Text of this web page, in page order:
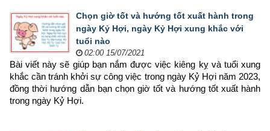
Chọn giờ tốt và hướng tốt xuất hành trong
ngày Kỷ Hợi, ngày Kỷ Hợi xung khắc với
tuổi nào
02:00 15/07/2021
Bài viết này sẽ giúp bạn nắm được việc kiêng kỵ và tuổi xung
khắc cần tránh khởi sự công việc trong ngày Kỷ Hợi năm 2023,
đồng thời hướng dẫn bạn chọn giờ tốt và hướng tốt xuất hành
trong ngày Kỷ Hợi.